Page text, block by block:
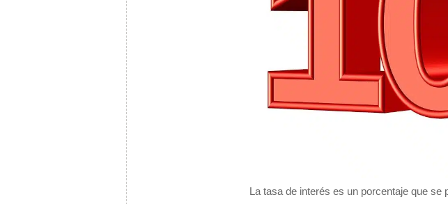
La tasa de interés es un porcentaje que